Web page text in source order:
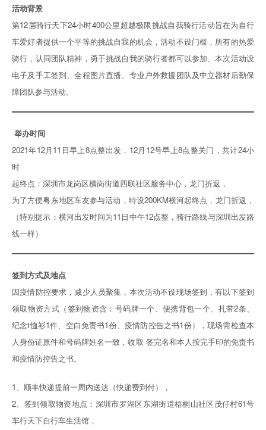
活动背景
第12届骑行天下24小时400公里超越极限挑战自我骑行活动旨在为自行
车爱好者提供一个平等的挑战自我的机会，活动不设门槛，所有的热爱
骑行，认同团队精神，勇于挑战自我的骑行者都可以参加、本次活动设
电子及手工签到、全程图片直播、专业户外救援团队及中立器材后勤保
障团队参与活动。
举办时间
2021年12月11日早上8点整出发，12月12号早上8点整关门，共计24小
时
起终点：深圳市龙岗区横岗街道四联社区服务中心，龙门折返，
为了方便粤东地区车友参与活动，特设200KM横河起终点，龙门折返，
（特别提示：横河出发时间为11日中午12点整，骑行路线与深圳出发路
线一样）
签到方式及地点
因疫情防控要求，减少人员聚集，本次活动不设现场签到，有以下签到
领取物资方式（签到物资含：号码牌一个、便携背包一个、扎带2条、
纪念t恤衫1件、空白免责书1份、疫情防控告之书1份），现场需检查本
人身份证原件和号码牌姓名一致，收取 签完名和本人按完手印的免责书
和疫情防控告之书。
1、顺丰快递提前一周内送达（快递费到付），
2、签到领取物资地点：深圳市罗湖区东湖街道梧桐山社区茂仔村61号
车行天下自行车生活馆，